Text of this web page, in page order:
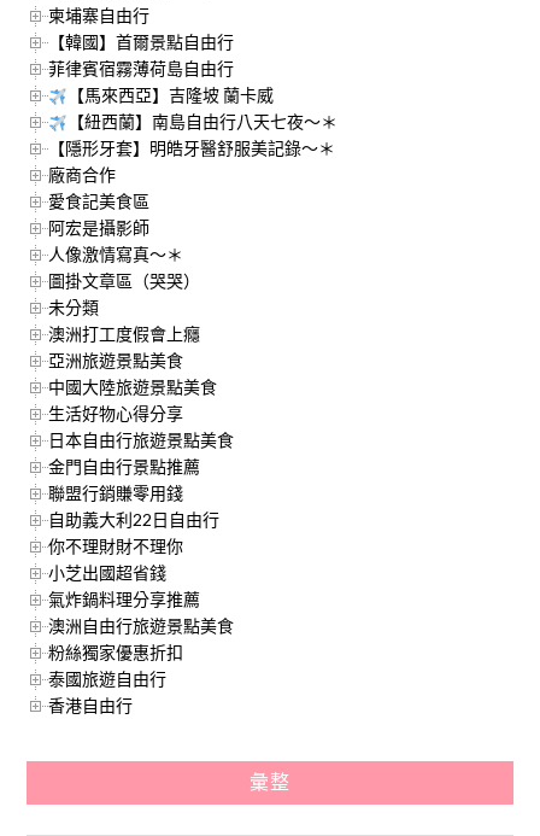
柬埔寨自由行
【韓國】首爾景點自由行
菲律賓宿霧薄荷島自由行
【馬來西亞】吉隆坡 蘭卡威
【紐西蘭】南島自由行八天七夜～＊
【隱形牙套】明皓牙醫舒服美記錄～＊
廠商合作
愛食記美食區
阿宏是攝影師
人像激情寫真～＊
圖掛文章區（哭哭）
未分類
澳洲打工度假會上癮
亞洲旅遊景點美食
中國大陸旅遊景點美食
生活好物心得分享
日本自由行旅遊景點美食
金門自由行景點推薦
聯盟行銷賺零用錢
自助義大利22日自由行
你不理財財不理你
小芝出國超省錢
氣炸鍋料理分享推薦
澳洲自由行旅遊景點美食
粉絲獨家優惠折扣
泰國旅遊自由行
香港自由行
彙整